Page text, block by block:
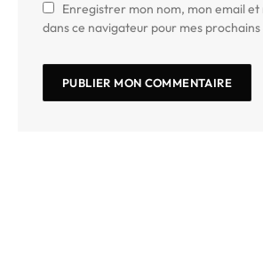
Enregistrer mon nom, mon email et
dans ce navigateur pour mes